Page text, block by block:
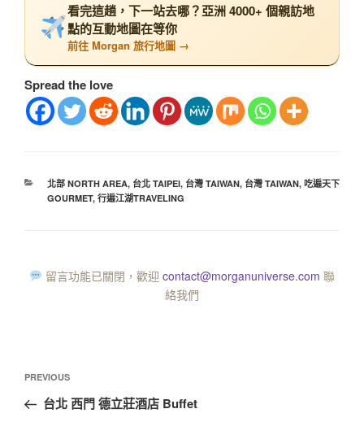
看完這趟，下一站去哪？亞洲 4000+ 個親訪地
點的互動地圖在等你
前往 Morgan 旅行地圖 →
Spread the love
北部 NORTH AREA, 台北 TAIPEI, 台灣 TAIWAN, 台灣 TAIWAN, 吃遍天下
GOURMET, 行遍江湖TRAVELING
留言功能已關閉，歡迎 contact@morganuniverse.com 聯
絡我們
PREVIOUS
台北 西門 德立莊酒店 Buffet